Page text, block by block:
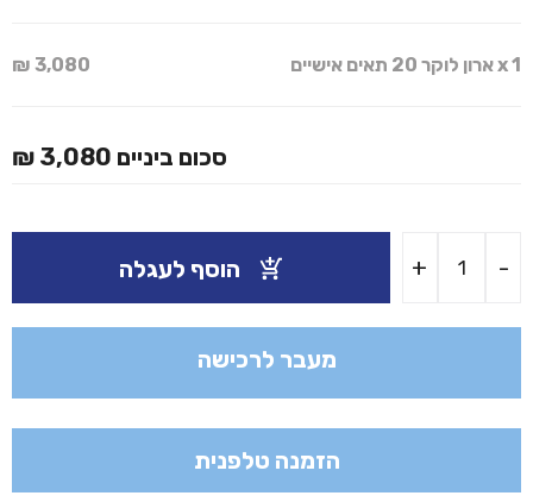
x 1ארון לוקר 20 תאים אישיים 3,080 ₪
סכום ביניים 3,080 ₪
-
של
לוקר
אישיים
+ הוסף לעגלה
מעבר לרכישה
הזמנה טלפנית